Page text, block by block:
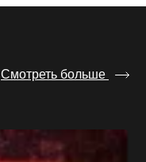
Смотреть больше